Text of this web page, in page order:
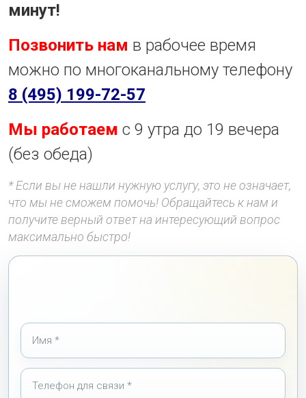
минут!
Позвонить нам в рабочее время
можно по многоканальному телефону
8 (495) 199-72-57
Мы работаем с 9 утра до 19 вечера
(без обеда)
* Если вы не нашли нужную услугу, это не означает,
что мы не сможем помочь! Обращайтесь к нам и
получите верный ответ на интересующий вопрос
максимально быстро!